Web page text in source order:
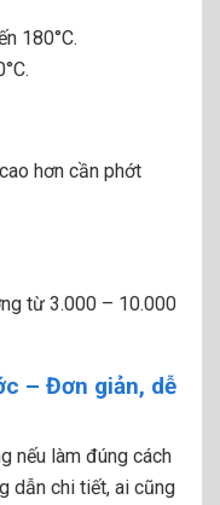
180°C.
hơn cần phớt
từ 3.000 – 10.000
– Đơn giản, dễ
nếu làm đúng cách
dẫn chi tiết, ai cũng